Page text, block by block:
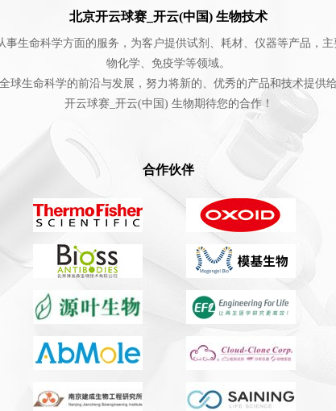
北京开云球赛_开云(中国) 生物技术
事生命科学方面的服务，为客户提供试剂、耗材、仪器等产品，
物化学、免疫学等领域。
球生命科学的前沿与发展，努力将新的、优秀的产品和技术提供给
开云球赛_开云(中国) 生物期待您的合作！
合作伙伴